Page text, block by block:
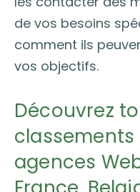
de vos besoins
comment ils
vos objectifs.
Découvrez
agences